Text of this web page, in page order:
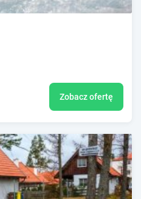
Zobacz ofertę